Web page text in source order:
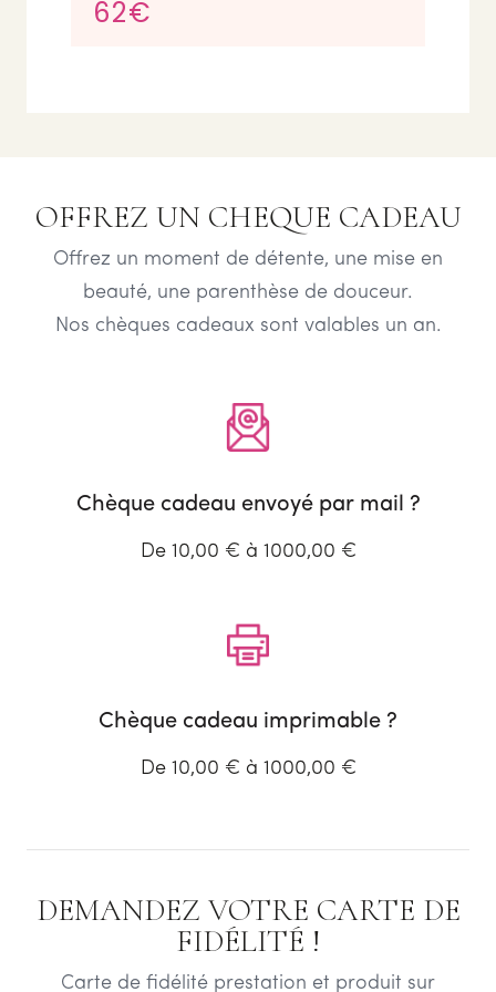
62€
OFFREZ UN CHEQUE CADEAU
Offrez un moment de détente, une mise en
beauté, une parenthèse de douceur.
Nos chèques cadeaux sont valables un an.
Chèque cadeau envoyé par mail ?
De 10,00 € à 1000,00 €
Chèque cadeau imprimable ?
De 10,00 € à 1000,00 €
DEMANDEZ VOTRE CARTE DE
FIDÉLITÉ !
Carte de fidélité prestation et produit sur